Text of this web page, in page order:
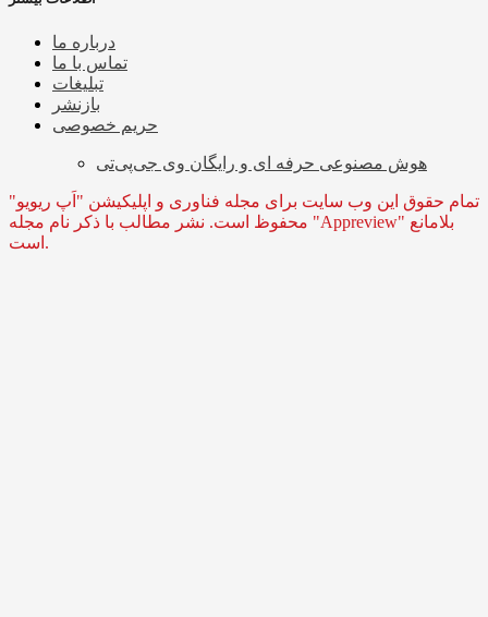
درباره ما
تماس با ما
تبلیغات
بازنشر
حریم خصوصی
هوش مصنوعی حرفه ای و رایگان وی جی‌پی‌تی
تمام حقوق این وب سایت برای مجله فناوری و اپلیکیشن "اَپ ریویو"
محفوظ است. نشر مطالب با ذکر نام مجله "Appreview" بلامانع
است.